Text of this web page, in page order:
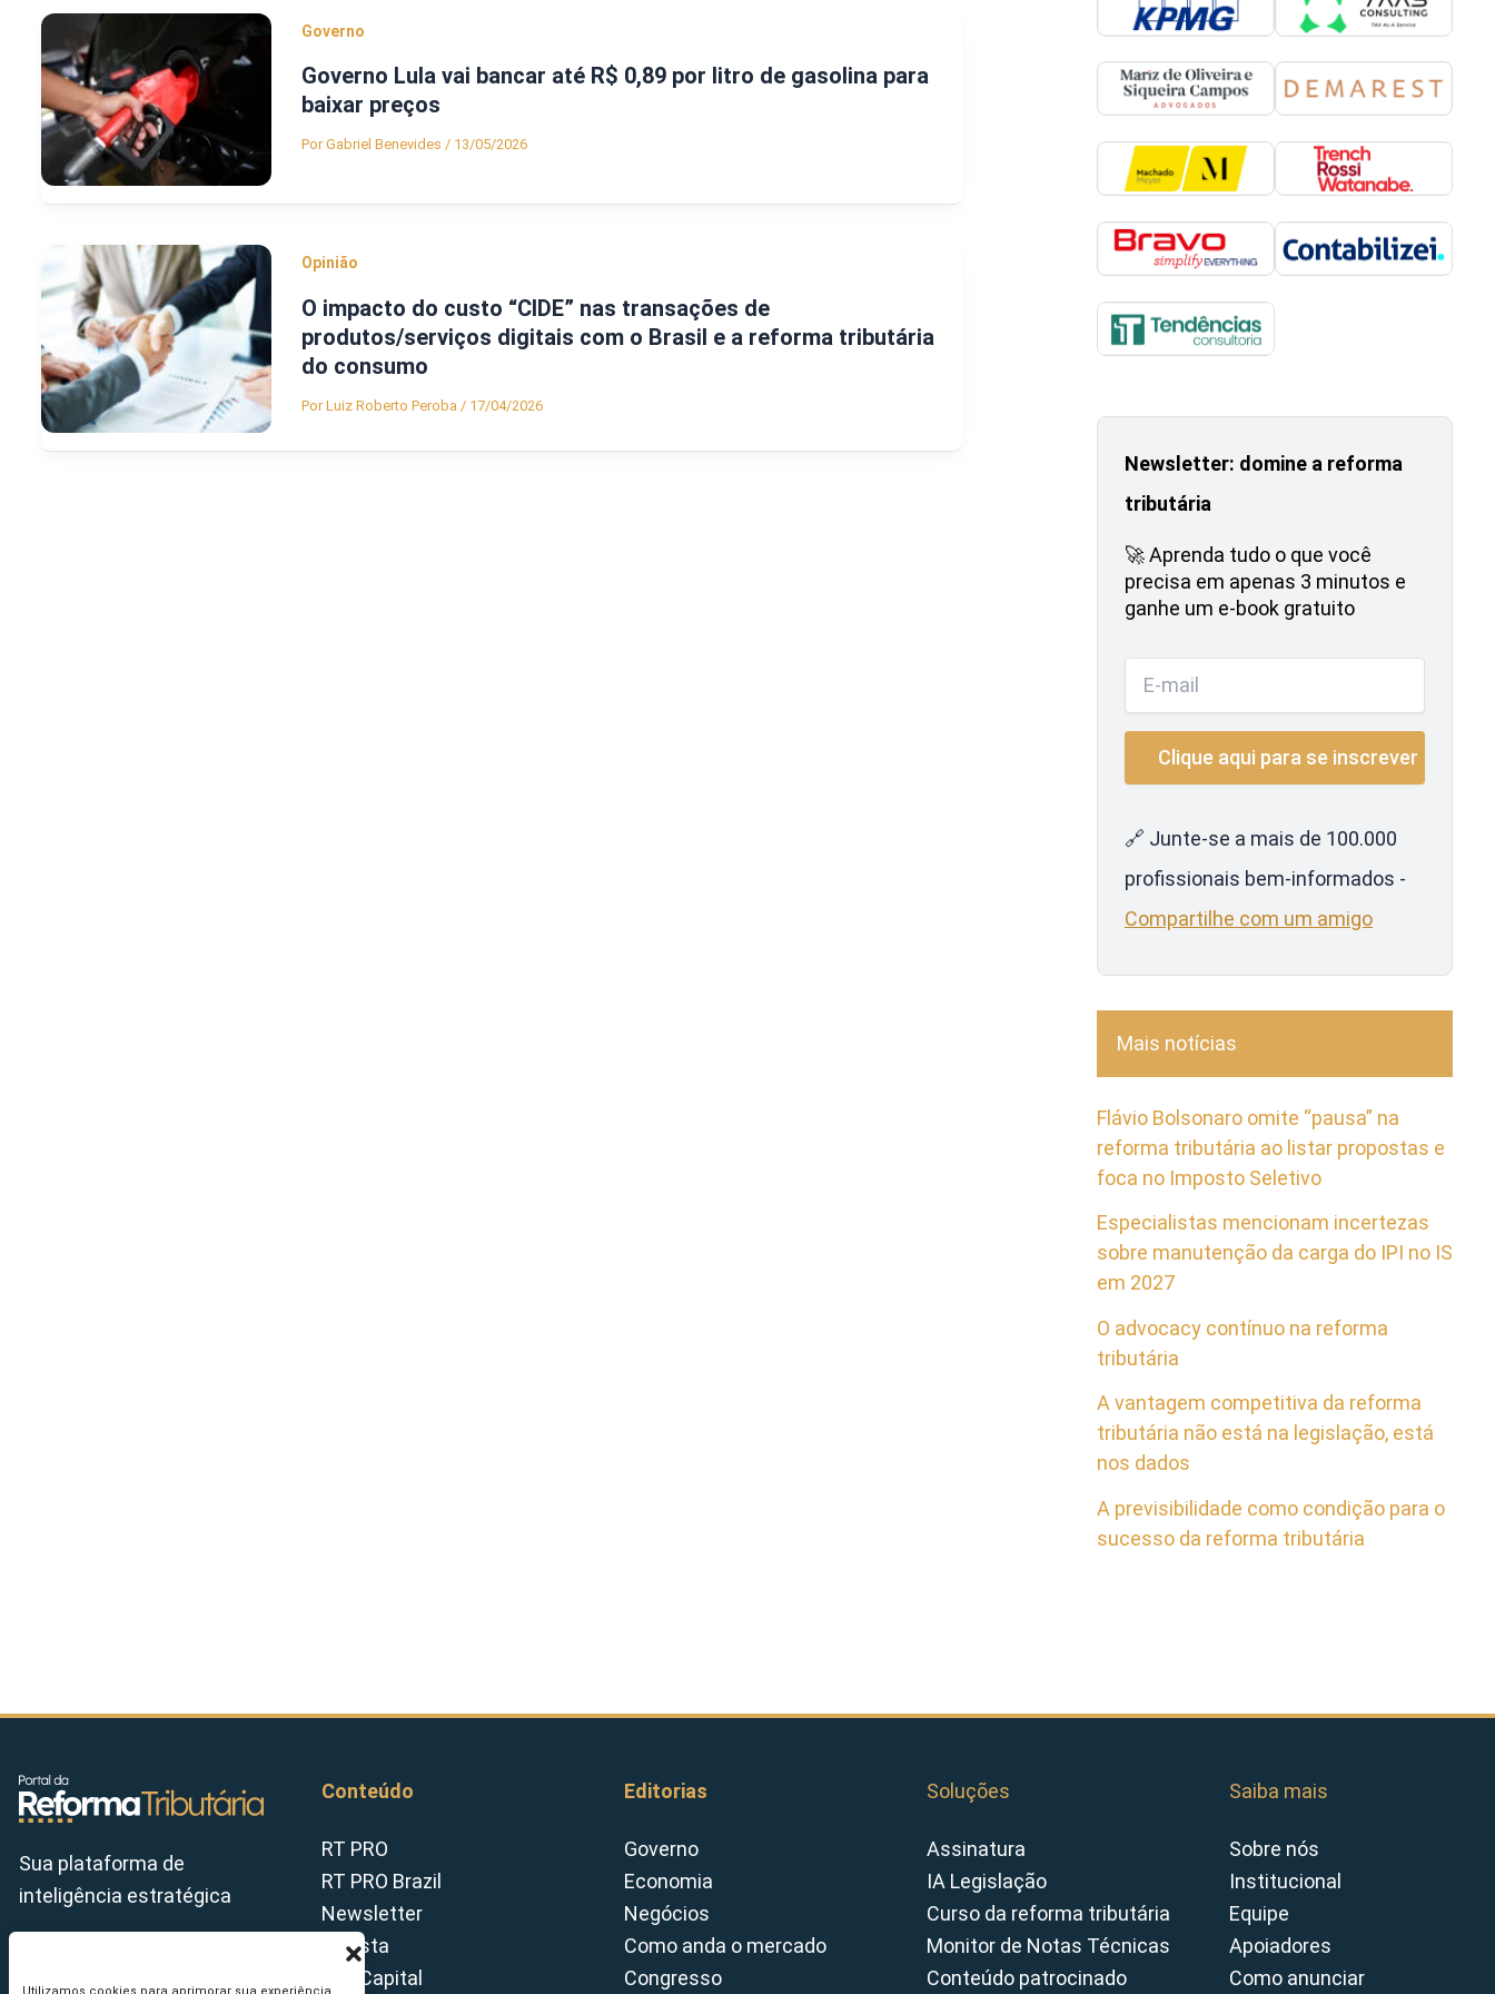
Governo
Governo Lula vai bancar até R$ 0,89 por litro de gasolina para
baixar preços
PorGabriel Benevides / 13/05/2026
Opinião
O impacto do custo “CIDE” nas transações de
produtos/serviços digitais com o Brasil e a reforma tributária
do consumo
PorLuiz Roberto Peroba / 17/04/2026
Newsletter: domine a reforma
tributária
🚀 Aprenda tudo o que você
precisa em apenas 3 minutos e
ganhe um e-book gratuito
🔗 Junte-se a mais de 100.000
profissionais bem-informados -
Compartilhe com um amigo
Mais notícias
Flávio Bolsonaro omite “pausa” na
reforma tributária ao listar propostas e
foca no Imposto Seletivo
Especialistas mencionam incertezas
sobre manutenção da carga do IPI no IS
em 2027
O advocacy contínuo na reforma
tributária
A vantagem competitiva da reforma
tributária não está na legislação, está
nos dados
A previsibilidade como condição para o
sucesso da reforma tributária
Sua plataforma de
inteligência estratégica
Conteúdo
RT PRO
RT PRO Brazil
Newsletter
Revista
Tax Capital
Editorias
Governo
Economia
Negócios
Como anda o mercado
Congresso
Soluções
Assinatura
IA Legislação
Curso da reforma tributária
Monitor de Notas Técnicas
Conteúdo patrocinado
Saiba mais
Sobre nós
Institucional
Equipe
Apoiadores
Como anunciar